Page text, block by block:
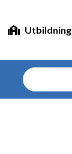
Utbildning